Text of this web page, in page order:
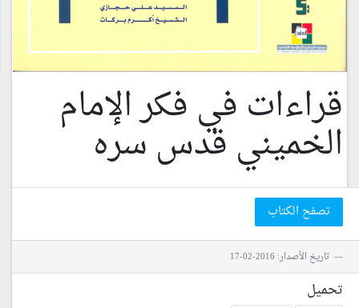
قراءات في فكر الإمام
الخميني قدس سره
تصفح الكتاب
تاريخ الأصدار: 2016-02-17
تحميل